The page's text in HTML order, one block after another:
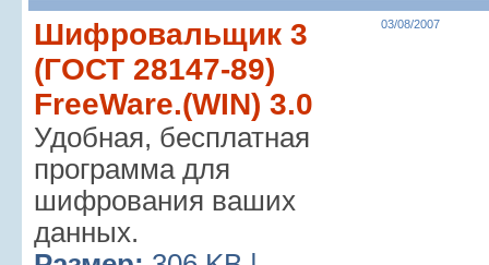
Шифровальщик 3
(ГОСТ 28147-89)
FreeWare.(WIN) 3.0
Удобная, бесплатная
программа для
шифрования ваших
данных.
03/08/2007